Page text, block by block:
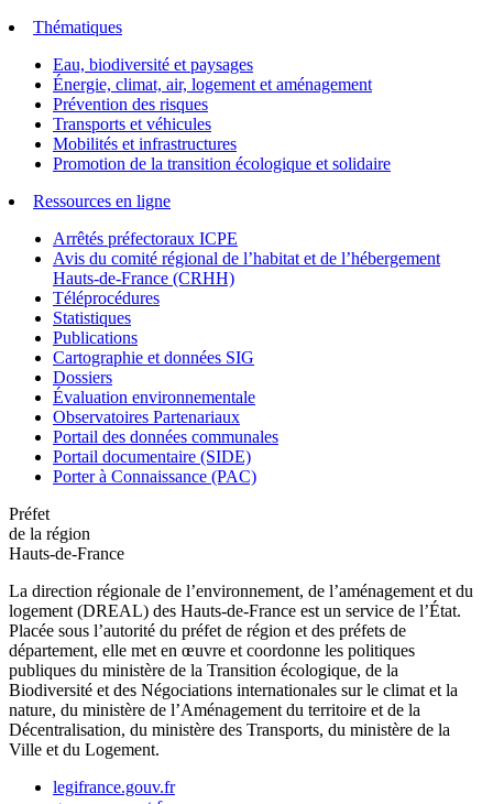
Thématiques
Eau, biodiversité et paysages
Énergie, climat, air, logement et aménagement
Prévention des risques
Transports et véhicules
Mobilités et infrastructures
Promotion de la transition écologique et solidaire
Ressources en ligne
Arrêtés préfectoraux ICPE
Avis du comité régional de l’habitat et de l’hébergement
Hauts-de-France (CRHH)
Téléprocédures
Statistiques
Publications
Cartographie et données SIG
Dossiers
Évaluation environnementale
Observatoires Partenariaux
Portail des données communales
Portail documentaire (SIDE)
Porter à Connaissance (PAC)
Préfet
de la région
Hauts-de-France
La direction régionale de l’environnement, de l’aménagement et du
logement (DREAL) des Hauts-de-France est un service de l’État.
Placée sous l’autorité du préfet de région et des préfets de
département, elle met en œuvre et coordonne les politiques
publiques du ministère de la Transition écologique, de la
Biodiversité et des Négociations internationales sur le climat et la
nature, du ministère de l’Aménagement du territoire et de la
Décentralisation, du ministère des Transports, du ministère de la
Ville et du Logement.
legifrance.gouv.fr